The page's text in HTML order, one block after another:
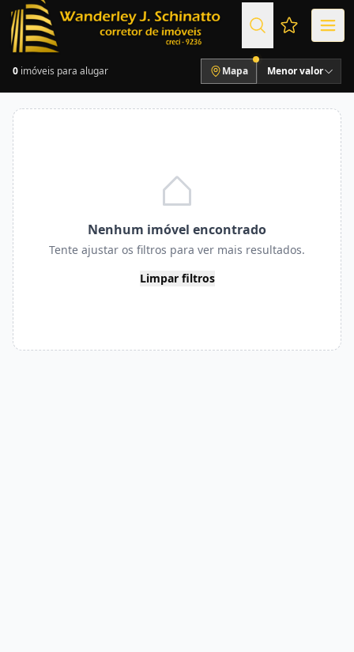
Favoritos
0 imóveis para alugar Mapa Menor valor
Nenhum imóvel encontrado
Tente ajustar os filtros para ver mais resultados.
Limpar filtros